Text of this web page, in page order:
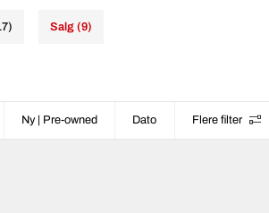
Salg (9)
Ny | Pre-owned Dato Flere filter